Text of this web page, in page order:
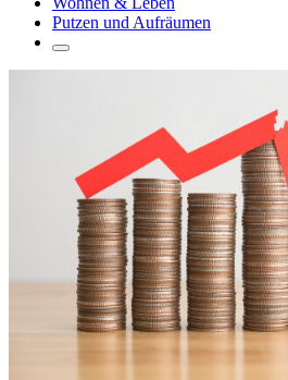
Putzen und Aufräumen